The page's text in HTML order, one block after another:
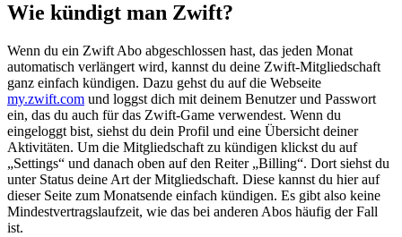
Wie kündigt man Zwift?
Wenn du ein Zwift Abo abgeschlossen hast, das jeden Monat
automatisch verlängert wird, kannst du deine Zwift-Mitgliedschaft
ganz einfach kündigen. Dazu gehst du auf die Webseite
my.zwift.com und loggst dich mit deinem Benutzer und Passwort
ein, das du auch für das Zwift-Game verwendest. Wenn du
eingeloggt bist, siehst du dein Profil und eine Übersicht deiner
Aktivitäten. Um die Mitgliedschaft zu kündigen klickst du auf
„Settings“ und danach oben auf den Reiter „Billing“. Dort siehst du
unter Status deine Art der Mitgliedschaft. Diese kannst du hier auf
dieser Seite zum Monatsende einfach kündigen. Es gibt also keine
Mindestvertragslaufzeit, wie das bei anderen Abos häufig der Fall
ist.